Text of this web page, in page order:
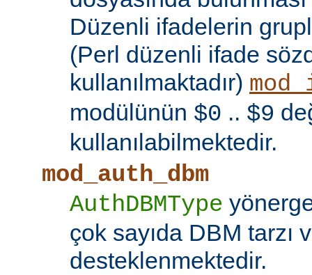
Düzenli ifadelerin
(Perl düzenli ifade
kullanılmaktadır)
modülünün $0 .. $9
kullanılabilmektedir.
mod_auth_dbm
AuthDBMType
çok sayıda DBM tarzı
desteklenmektedir.